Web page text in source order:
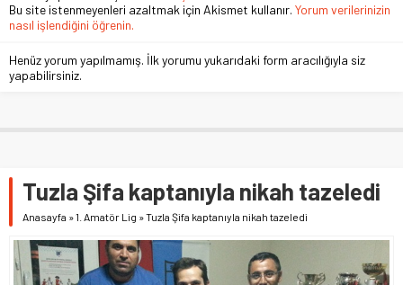
Bu site istenmeyenleri azaltmak için Akismet kullanır. Yorum verilerinizin
nasıl işlendiğini öğrenin.
Henüz yorum yapılmamış. İlk yorumu yukarıdaki form aracılığıyla siz
yapabilirsiniz.
Tuzla Şifa kaptanıyla nikah tazeledi
Anasayfa »1. Amatör Lig »Tuzla Şifa kaptanıyla nikah tazeledi